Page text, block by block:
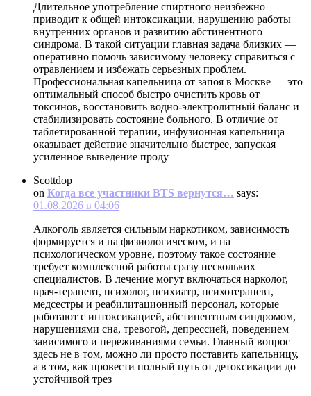
Длительное употребление спиртного неизбежно
приводит к общей интоксикации, нарушению работы
внутренних органов и развитию абстинентного
синдрома. В такой ситуации главная задача близких —
оперативно помочь зависимому человеку справиться с
отравлением и избежать серьезных проблем.
Профессиональная капельница от запоя в Москве — это
оптимальный способ быстро очистить кровь от
токсинов, восстановить водно-электролитный баланс и
стабилизировать состояние больного. В отличие от
таблетированной терапии, инфузионная капельница
оказывает действие значительно быстрее, запуская
усиленное выведение проду
Scottdop
on Когда все участники BTS вернутся… says:
01.08.2026 в 04:06
Алкоголь является сильным наркотиком, зависимость
формируется и на физиологическом, и на
психологическом уровне, поэтому такое состояние
требует комплексной работы сразу нескольких
специалистов. В лечение могут включаться нарколог,
врач-терапевт, психолог, психиатр, психотерапевт,
медсестры и реабилитационный персонал, которые
работают с интоксикацией, абстинентным синдромом,
нарушениями сна, тревогой, депрессией, поведением
зависимого и переживаниями семьи. Главный вопрос
здесь не в том, можно ли просто поставить капельницу,
а в том, как провести полный путь от детоксикации до
устойчивой трез